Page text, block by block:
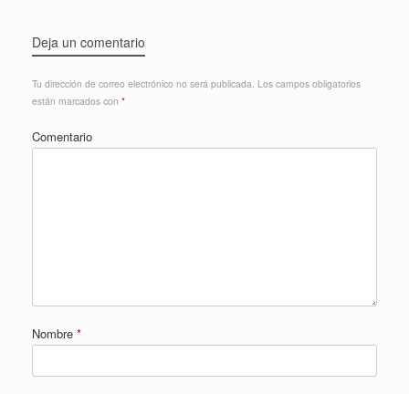
Deja un comentario
Tu dirección de correo electrónico no será publicada. Los campos obligatorios
están marcados con *
Comentario
Nombre *